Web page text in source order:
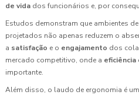
de vida dos funcionários e, por
Estudos demonstram que ambientes
projetados não apenas reduzem o
a satisfação e o engajamento dos
mercado competitivo, onde a
importante.
Além disso, o laudo de ergonomia é